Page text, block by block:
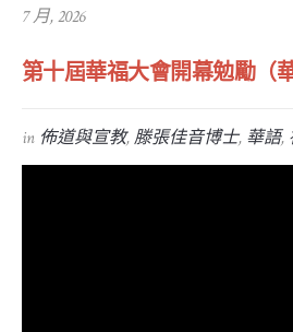
7 月, 2026
第十屆華福大會開幕勉勵（華
in 佈道與宣教,滕張佳音博士, 華語,